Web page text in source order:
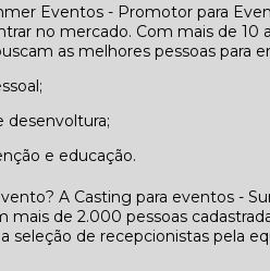
Eventos - Promotor para
no mercado. Com mais de 10
as melhores pessoas para
desenvoltura;
e educação.
A Casting para eventos -
de 2.000 pessoas
seleção de recepcionistas pela